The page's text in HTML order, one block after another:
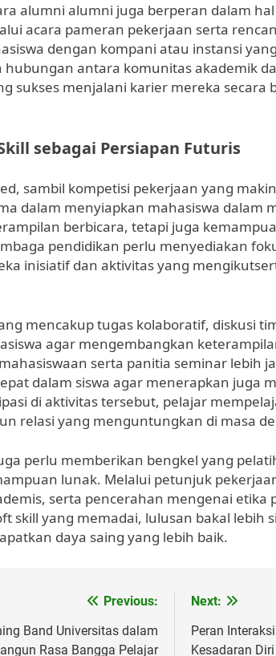
alumni alumni juga berperan dalam
acara pameran pekerjaan serta
dengan kompani atau instansi
hubungan antara komunitas akademik
sukses menjalani karier mereka secara
sebagai Persiapan Futuris
sambil kompetisi pekerjaan yang
dalam menyiapkan mahasiswa dalam
berbicara, tetapi juga
pendidikan perlu menyediakan
inisiatif dan aktivitas yang
mencakup tugas kolaboratif, diskusi
agar mengembangkan
serta panitia seminar lebih
dalam siswa agar menerapkan juga
di aktivitas tersebut, pelajar
relasi yang menguntungkan di masa
perlu memberikan bengkel yang
lunak. Melalui petunjuk
serta pencerahan mengenai etika
skill yang memadai, lulusan bakal lebih
daya saing yang lebih baik.
Previous:
Band Universitas dalam
Rasa Bangga Pelajar
Next:
Peran
Kesadaran